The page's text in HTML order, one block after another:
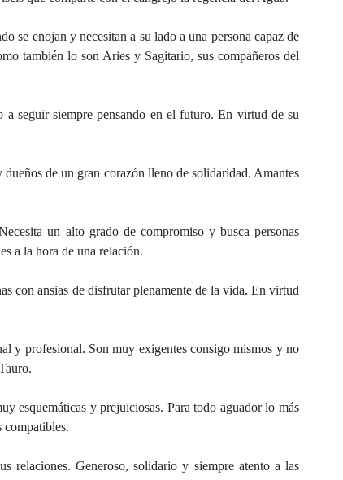
se enojan y necesitan a su lado a una persona capaz de
también lo son Aries y Sagitario, sus compañeros del
a seguir siempre pensando en el futuro. En virtud de su
de un gran corazón lleno de solidaridad. Amantes
un alto grado de compromiso y busca personas
a la hora de una relación.
con ansias de disfrutar plenamente de la vida. En virtud
y profesional. Son muy exigentes consigo mismos y no
esquemáticas y prejuiciosas. Para todo aguador lo más
compatibles.
relaciones. Generoso, solidario y siempre atento a las